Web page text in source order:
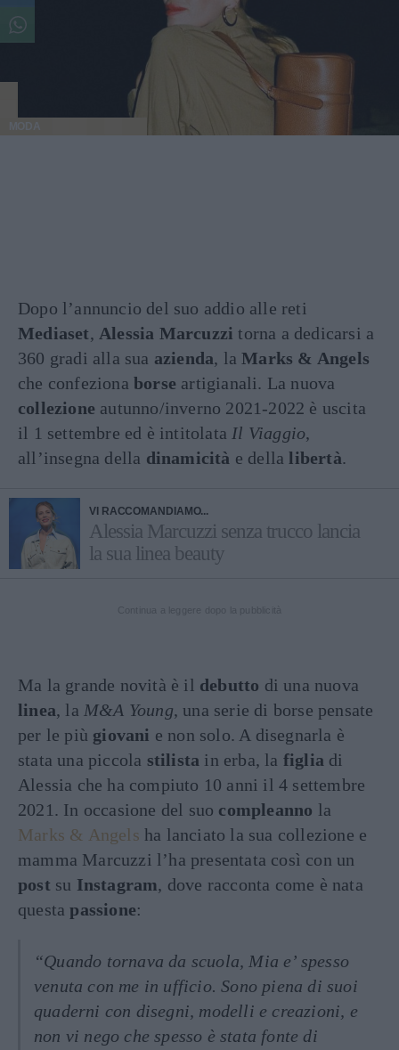
MODA
Dopo l’annuncio del suo addio alle reti
Mediaset, Alessia Marcuzzi torna a dedicarsi a
360 gradi alla sua azienda, la Marks & Angels
che confeziona borse artigianali. La nuova
collezione autunno/inverno 2021-2022 è uscita
il 1 settembre ed è intitolata Il Viaggio,
all’insegna della dinamicità e della libertà.
VI RACCOMANDIAMO...
Alessia Marcuzzi senza trucco lancia
la sua linea beauty
Ma la grande novità è il debutto di una nuova
linea, la M&A Young, una serie di borse pensate
per le più giovani e non solo. A disegnarla è
stata una piccola stilista in erba, la figlia di
Alessia che ha compiuto 10 anni il 4 settembre
2021. In occasione del suo compleanno la
Marks & Angels ha lanciato la sua collezione e
mamma Marcuzzi l’ha presentata così con un
post su Instagram, dove racconta come è nata
questapassione:
“Quando tornava da scuola, Mia e’ spesso
venuta con me in ufficio. Sono piena di suoi
quaderni con disegni, modelli e creazioni, e
non vi nego che spesso è stata fonte di